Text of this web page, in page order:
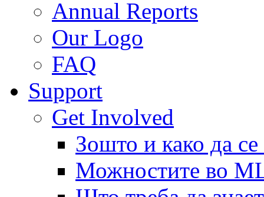
Annual Reports
Our Logo
FAQ
Support
Get Involved
Зошто и како да
Можностите во